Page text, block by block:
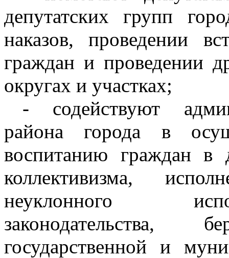
депутатских групп
наказов, проведении
граждан и проведении
округах и участках;
- содействуют
района города в
воспитанию граждан в
коллективизма,
неуклонного
государственной и